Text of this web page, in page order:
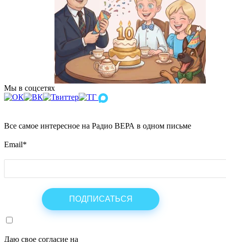
Мы в соцсетях
Все самое интересное на Радио ВЕРА в одном письме
Email*
Даю свое согласие на